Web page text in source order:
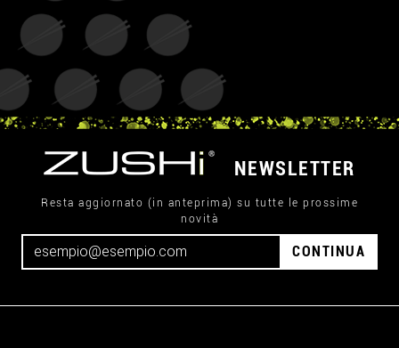
NEWSLETTER
Resta aggiornato (in anteprima) su tutte le prossime
novità
CONTINUA